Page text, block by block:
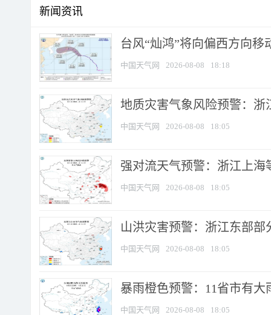
新闻资讯
台风“灿鸿”将向偏西方向移
中国天气网 2026-08-08 18:18
地质灾害气象风险预警：
中国天气网 2026-08-08 18:05
强对流天气预警：浙江上海
中国天气网 2026-08-08 18:05
山洪灾害预警：浙江东部
中国天气网 2026-08-08 18:05
暴雨橙色预警：11省市有
中国天气网 2026-08-08 18:05